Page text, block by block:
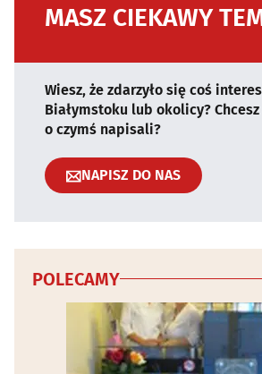
MASZ CIEKAWY
Wiesz, że zdarzyło się coś
Białymstoku lub okolicy?
o czymś napisali?
NAPISZ DO NAS
POLECAMY